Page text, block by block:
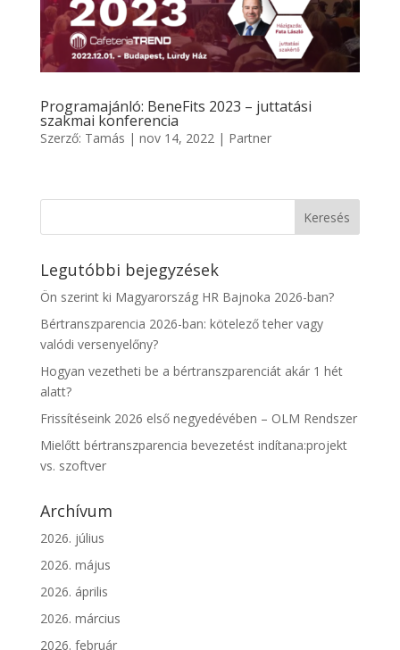
Programajánló: BeneFits 2023 – juttatási
szakmai konferencia
Szerző: Tamás | nov 14, 2022| Partner
Legutóbbi bejegyzések
Ön szerint ki Magyarország HR Bajnoka 2026-ban?
Bértranszparencia 2026-ban: kötelező teher vagy
valódi versenyelőny?
Hogyan vezetheti be a bértranszparenciát akár 1 hét
alatt?
Frissítéseink 2026 első negyedévében – OLM Rendszer
Mielőtt bértranszparencia bevezetést indítana:projekt
vs. szoftver
Archívum
2026. július
2026. május
2026. április
2026. március
2026. február